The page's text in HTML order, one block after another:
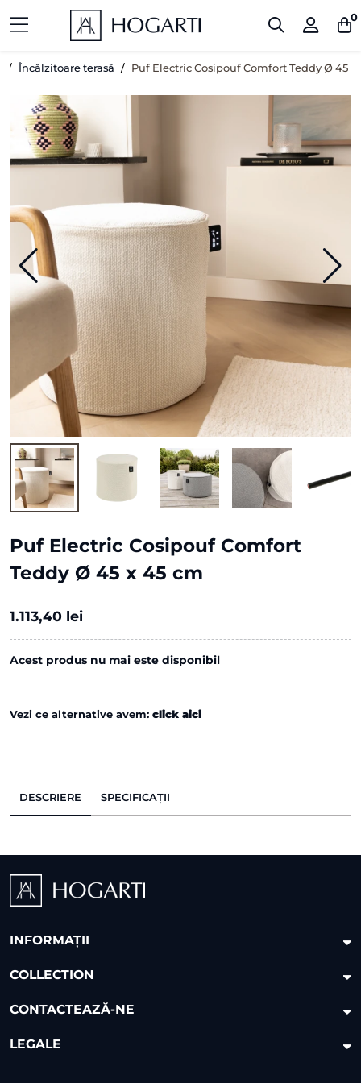
0
Încălzitoare terasă Puf Electric Cosipouf Comfort Teddy Ø 45 x
Puf Electric Cosipouf Comfort
Teddy Ø 45 x 45 cm
1.113,40 lei
Acest produs nu mai este disponibil
Vezi ce alternative avem: click aici
DESCRIERE SPECIFICAȚII
INFORMAȚII
COLLECTION
CONTACTEAZĂ-NE
LEGALE